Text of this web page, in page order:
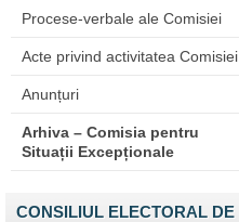
Procese-verbale ale Comisiei
Acte privind activitatea Comisiei
Anunțuri
Arhiva – Comisia pentru
Situații Excepționale
CONSILIUL ELECTORAL DE